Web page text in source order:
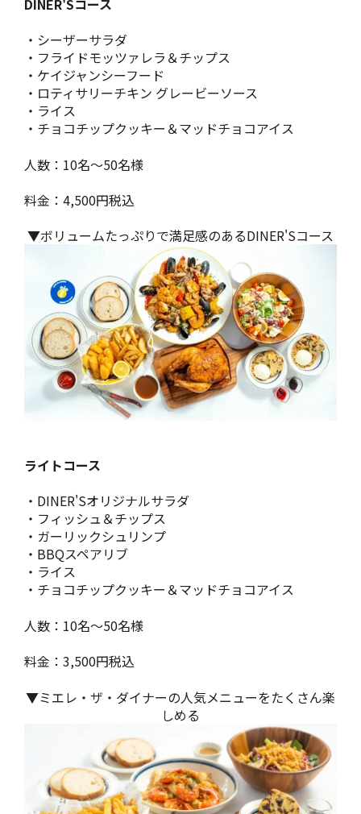
DINER'Sコース
・シーザーサラダ
・フライドモッツァレラ＆チップス
・ケイジャンシーフード
・ロティサリーチキン グレービーソース
・ライス
・チョコチップクッキー＆マッドチョコアイス
人数：10名～50名様
料金：4,500円税込
▼ボリュームたっぷりで満足感のあるDINER'Sコース
ライトコース
・DINER'Sオリジナルサラダ
・フィッシュ＆チップス
・ガーリックシュリンプ
・BBQスペアリブ
・ライス
・チョコチップクッキー＆マッドチョコアイス
人数：10名～50名様
料金：3,500円税込
▼ミエレ・ザ・ダイナーの人気メニューをたくさん楽
しめる